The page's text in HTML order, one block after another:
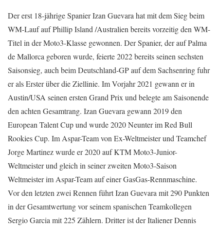
Der erst 18-jährige Spanier Izan Guevara hat mit dem Sieg beim
WM-Lauf auf Phillip Island /Australien bereits vorzeitig den WM-
Titel in der Moto3-Klasse gewonnen. Der Spanier, der auf Palma
de Mallorca geboren wurde, feierte 2022 bereits seinen sechsten
Saisonsieg, auch beim Deutschland-GP auf dem Sachsenring fuhr
er als Erster über die Ziellinie. Im Vorjahr 2021 gewann er in
Austin/USA seinen ersten Grand Prix und belegte am Saisonende
den achten Gesamtrang. Izan Guevara gewann 2019 den
European Talent Cup und wurde 2020 Neunter im Red Bull
Rookies Cup. Im Aspar-Team von Ex-Weltmeister und Teamchef
Jorge Martinez wurde er 2020 auf KTM Moto3-Junior-
Weltmeister und gleich in seiner zweiten Moto3-Saison
Weltmeister im Aspar-Team auf einer GasGas-Rennmaschine.
Vor den letzten zwei Rennen führt Izan Guevara mit 290 Punkten
in der Gesamtwertung vor seinem spanischen Teamkollegen
Sergio Garcia mit 225 Zählern. Dritter ist der Italiener Dennis